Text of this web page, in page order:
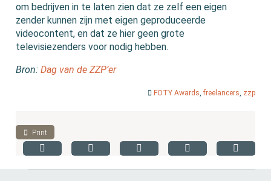
om bedrijven in te laten zien dat ze zelf een eigen
zender kunnen zijn met eigen geproduceerde
videocontent, en dat ze hier geen grote
televisiezenders voor nodig hebben.
Bron:Dag van de ZZP’er
FOTY Awards,freelancers, zzp
Print